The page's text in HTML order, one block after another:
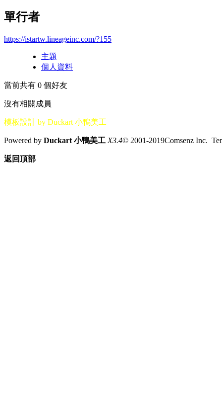
單行者
https://istartw.lineageinc.com/?155
主題
個人資料
當前共有 0 個好友
沒有相關成員
模板設計 by Duckart 小鴨美工
Powered by Duckart 小鴨美工 X3.4© 2001-2019Comsenz Inc.
返回頂部